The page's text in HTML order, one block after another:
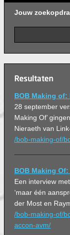
Jouw
Resultaten
BOB Making
28 september
Making Of’
Nieraeth van
/bob-making-of/
BOB Making
Een interview
‘maar één
der Most en
/bob-making-of/
accon-avm/